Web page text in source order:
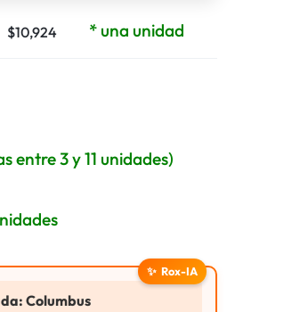
$10,924 * una unidad
entre 3 y 11 unidades)
✨ Rox-IA
Columbus